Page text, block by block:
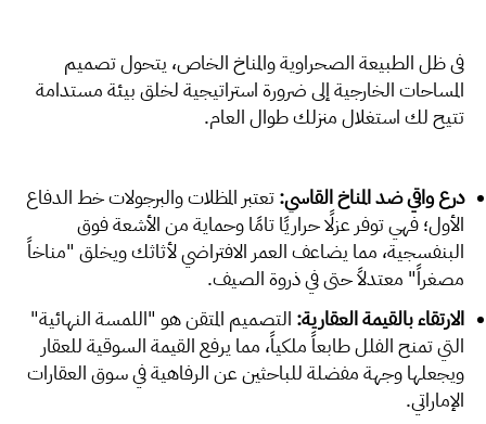
في ظل الطبيعة الصحراوية والمناخ الخاص، يتحول تصميم
المساحات الخارجية إلى ضرورة استراتيجية لخلق بيئة مستدامة
تتيح لك استغلال منزلك طوال العام.
درع واقي ضد المناخ القاسي:تعتبر المظلات والبرجولات خط الدفاع
الأول؛ فهي توفر عزلًا حراريًا تامًا وحماية من الأشعة فوق
البنفسجية، مما يضاعف العمر الافتراضي لأثاثك ويخلق "مناخاً
مصغراً" معتدلاً حتى في ذروة الصيف.
الارتقاء بالقيمة العقارية: التصميم المتقن هو "اللمسة النهائية"
التي تمنح الفلل طابعاً ملكياً، مما يرفع القيمة السوقية للعقار
ويجعلها وجهة مفضلة للباحثين عن الرفاهية في سوق العقارات
الإماراتي.